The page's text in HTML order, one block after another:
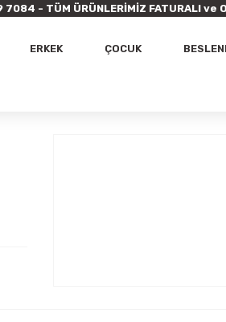
- TÜM ÜRÜNLERİMİZ FATURALI ve
ERKEK ÇOCUK